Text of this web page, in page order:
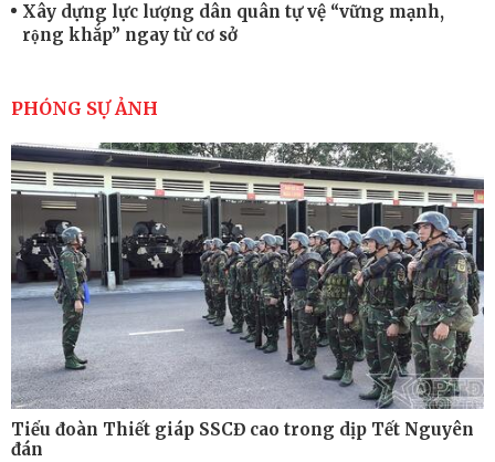
Xây dựng lực lượng dân quân tự vệ “vững mạnh,
rộng khắp” ngay từ cơ sở
cao sức mạnh chiến đấu
Tiểu đoàn Thiết giáp hoàn thành tốt diễn tập chiến
thuật có bắn đạn thật
Nơi sinh viên rèn ý trí, luyện kỹ năng
PHÓNG SỰ ẢNH
Tiểu đoàn Thiết giáp SSCĐ cao trong dịp Tết Nguyên
đán